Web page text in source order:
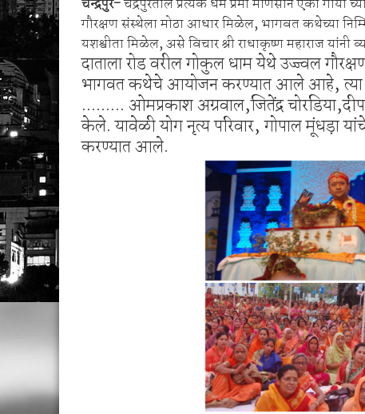
रेशनमधील गव्हाऐवजी मका; दळून मिळत नसल्याने
गौरक्षण संस्थेला मोठा आधार मिळेल, भागवत कथेच्या
यशश्वीता मिळेल, असे विचार श्री राधाकृष्ण महाराज यांनी
दाताला रोड वरील गोकुल धाम येथे उज्ज्वल
भागवत कथेचे आयोजन करण्यात आले आहे, त्या
......... ओमप्रकाश अग्रवाल,जितेंद्र
केले. यावेळी योग नृत्य परिवार, गोपाल मूंधड़ा
करण्यात आले.